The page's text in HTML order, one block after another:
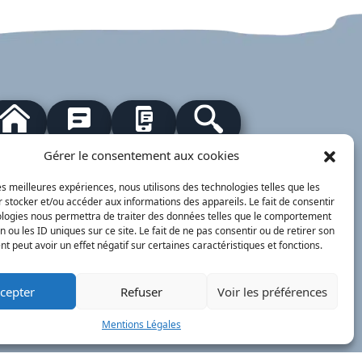
Gérer le consentement aux cookies
meilleures expériences, nous utilisons des technologies telles que les
stocker et/ou accéder aux informations des appareils. Le fait de consentir
nous permettra de traiter des données telles que le comportement
ou les ID uniques sur ce site. Le fait de ne pas consentir ou de retirer son
peut avoir un effet négatif sur certaines caractéristiques et fonctions.
Refuser Voir les préférences
Mentions Légales
à l'accueil
Public
Contacts
légales
- 2023
PATRIOTE - Beaujolais Val de Saône :
BLET -blet.valerie@orange.fr